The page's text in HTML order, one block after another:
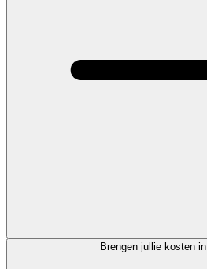
Brengen jullie kosten